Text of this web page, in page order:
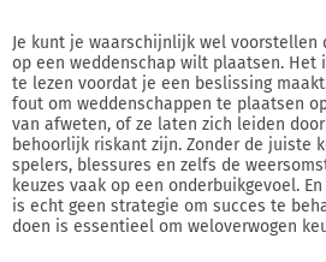
Je kunt je waarschijnlijk wel voorstellen
op een weddenschap wilt plaatsen. Het
te lezen voordat je een beslissing
fout om weddenschappen te plaatsen
van afweten, of ze laten zich leiden
behoorlijk riskant zijn. Zonder de juiste
spelers, blessures en zelfs de
keuzes vaak op een onderbuikgevoel.
is echt geen strategie om succes te
doen is essentieel om weloverwogen